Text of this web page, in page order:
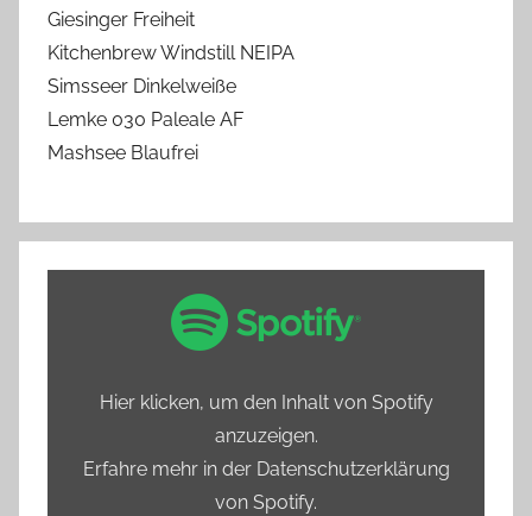
Giesinger Freiheit
Kitchenbrew Windstill NEIPA
Simsseer Dinkelweiße
Lemke 030 Paleale AF
Mashsee Blaufrei
Hier klicken, um den Inhalt von Spotify
anzuzeigen.
Erfahre mehr in der Datenschutzerklärung
von Spotify.